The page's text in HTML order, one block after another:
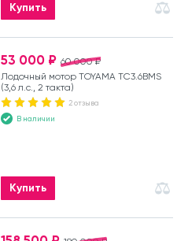
Купить
60 000 ₽
53 000 ₽
Лодочный мотор TOYAMA TC3.6BMS
(3,6 л.с., 2 такта)
2 отзыва
В наличии
Купить